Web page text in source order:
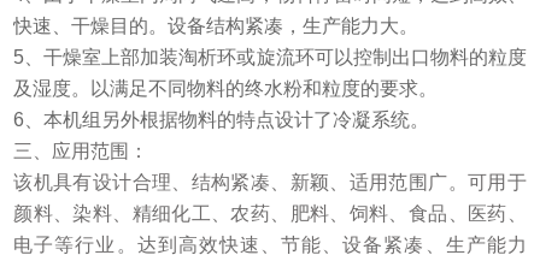
快速、干燥目的。设备结构紧凑，生产能力大。
5 、干燥室上部加装淘析环或旋流环可以控制出口物料的粒度
及湿度。以满足不同物料的终水粉和粒度的要求。
6 、本机组另外根据物料的特点设计了冷凝系统。
三、 应用范围：
该机具有设计合理、结构紧凑、新颖、适用范围广。可用于
颜料、染料、精细化工、农药、肥料、饲料、食品、医药、
电子等行业。达到高效快速、节能、设备紧凑、生产能力